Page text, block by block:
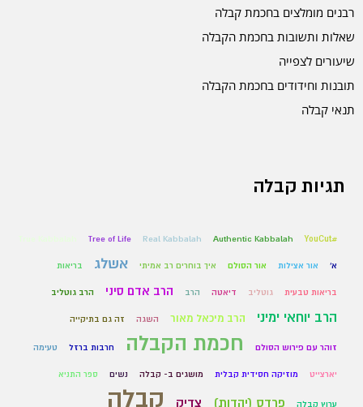
רבנים מומלצים בחכמת קבלה
שאלות ותשובות בחכמת הקבלה
שיעורים לצפייה
תובנות וחידודים בחכמת הקבלה
תנאי קבלה
תגיות קבלה
#YouCut
Authentic Kabbalah
Real Kabbalah
Tree of Life
א' אור אצילות אור הסולם איך בוחרים רב אמיתי אשלג בריאות
בריאות טבעית גוטליב דיאטה הרב הרב אדם סיני הרב גוטליב
הרב יוחאי ימיני הרב מיכאל מאור השגה זה גם בתיקייה
זוהר עם פירוש הסולם חכמת הקבלה חרבות ברזל טעימה
יארצייט מוזיקה חסידית קבלית מושגים ב- קבלה נשים ספר התניא
ערוץ קבלה פרדס (יהדות) צדיק קבלה